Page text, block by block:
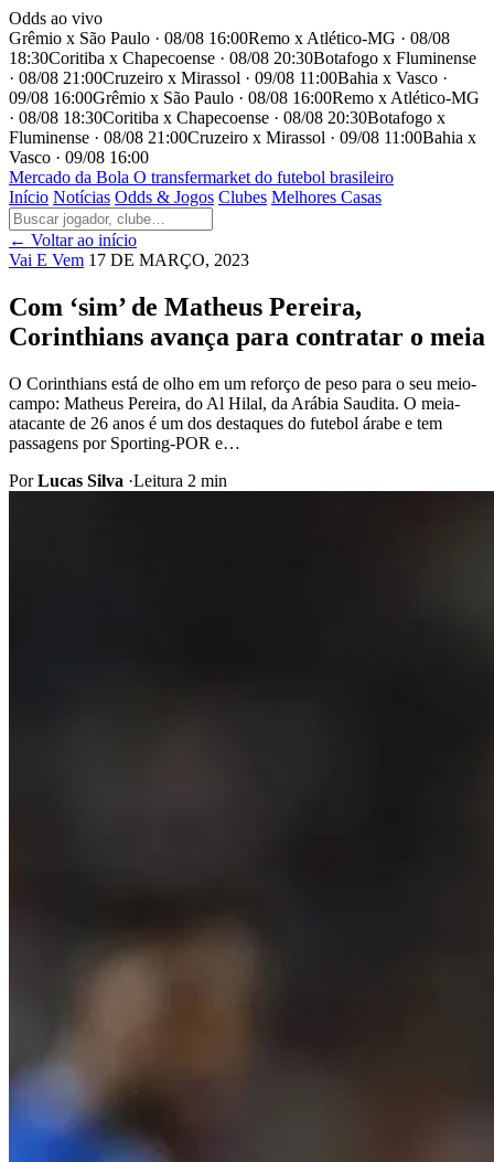
Odds ao vivo
Grêmio x São Paulo · 08/08 16:00Remo x Atlético-MG · 08/08
18:30Coritiba x Chapecoense · 08/08 20:30Botafogo x Fluminense
· 08/08 21:00Cruzeiro x Mirassol · 09/08 11:00Bahia x Vasco ·
09/08 16:00Grêmio x São Paulo · 08/08 16:00Remo x Atlético-MG
· 08/08 18:30Coritiba x Chapecoense · 08/08 20:30Botafogo x
Fluminense · 08/08 21:00Cruzeiro x Mirassol · 09/08 11:00Bahia x
Vasco · 09/08 16:00
Mercado da Bola O transfermarket do futebol brasileiro
Início Notícias Odds & Jogos Clubes Melhores Casas
← Voltar ao início
Vai E Vem 17 DE MARÇO, 2023
Com ‘sim’ de Matheus Pereira,
Corinthians avança para contratar o meia
O Corinthians está de olho em um reforço de peso para o seu meio-
campo: Matheus Pereira, do Al Hilal, da Arábia Saudita. O meia-
atacante de 26 anos é um dos destaques do futebol árabe e tem
passagens por Sporting-POR e…
PorLucas Silva ·Leitura 2 min